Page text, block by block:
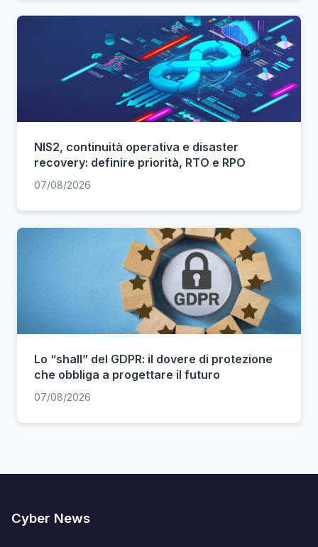
NIS2, continuità operativa e disaster
recovery: definire priorità, RTO e RPO
07/08/2026
Lo “shall” del GDPR: il dovere di protezione
che obbliga a progettare il futuro
07/08/2026
Cyber News